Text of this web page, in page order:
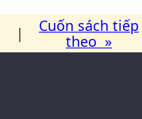
|
Cuốn sách tiếp
theo »